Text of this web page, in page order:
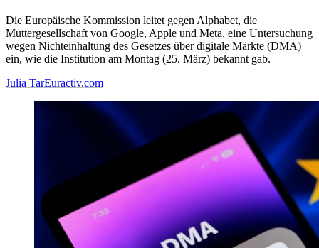
Die Europäische Kommission leitet gegen Alphabet, die
Muttergesellschaft von Google, Apple und Meta, eine Untersuchung
wegen Nichteinhaltung des Gesetzes über digitale Märkte (DMA)
ein, wie die Institution am Montag (25. März) bekannt gab.
Julia TarEuractiv.com